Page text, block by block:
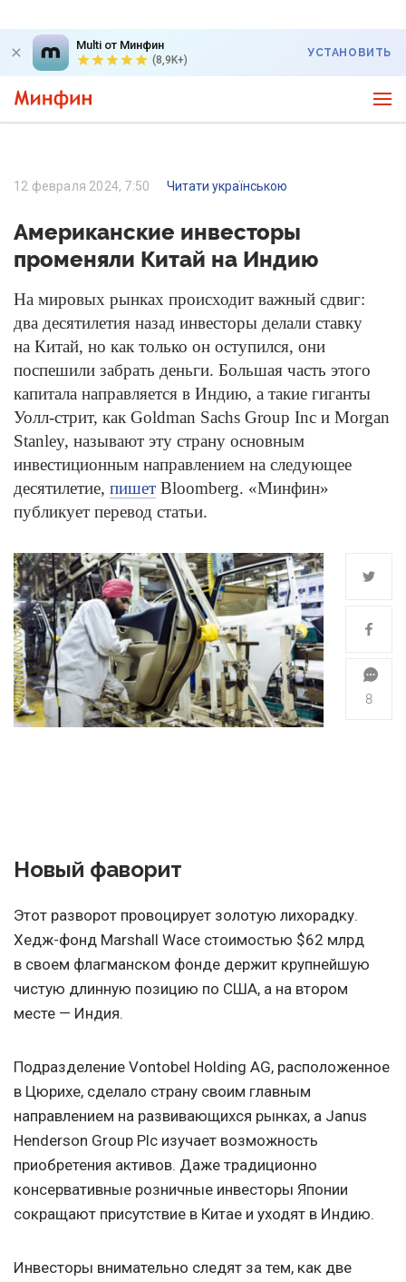
Multi от Минфин
(8,9K+)
УСТАНОВИТЬ
12 февраля 2024, 7:50 Читати українською
Американские инвесторы
променяли Китай на Индию
На мировых рынках происходит важный сдвиг:
два десятилетия назад инвесторы делали ставку
на Китай, но как только он оступился, они
поспешили забрать деньги. Большая часть этого
капитала направляется в Индию, а такие гиганты
Уолл-стрит, как Goldman Sachs Group Inc и Morgan
Stanley, называют эту страну основным
инвестиционным направлением на следующее
десятилетие, пишет Bloomberg. «Минфин»
публикует перевод статьи.
8
Новый фаворит
Этот разворот провоцирует золотую лихорадку.
Хедж-фонд Marshall Wace стоимостью $62 млрд
в своем флагманском фонде держит крупнейшую
чистую длинную позицию по США, а на втором
месте — Индия.
Подразделение Vontobel Holding AG, расположенное
в Цюрихе, сделало страну своим главным
направлением на развивающихся рынках, а Janus
Henderson Group Plc изучает возможность
приобретения активов. Даже традиционно
консервативные розничные инвесторы Японии
сокращают присутствие в Китае и уходят в Индию.
Инвесторы внимательно следят за тем, как две